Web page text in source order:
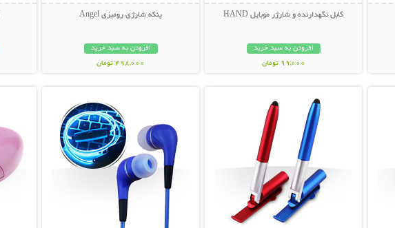
کابل نگهدارنده و شارژر موبایل HAND
افزودن به سبد خرید
99,000 تومان
پنکه شارژی رومیزی Angel
افزودن به سبد خرید
498,000 تومان